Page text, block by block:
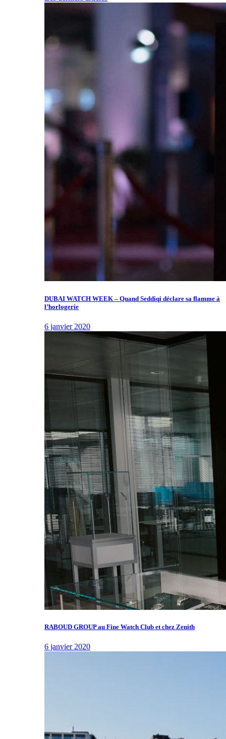
DUBAI WATCH WEEK – Quand Seddiqi déclare sa flamme à
l’horlogerie
6 janvier 2020
RABOUD GROUP au Fine Watch Club et chez Zenith
6 janvier 2020